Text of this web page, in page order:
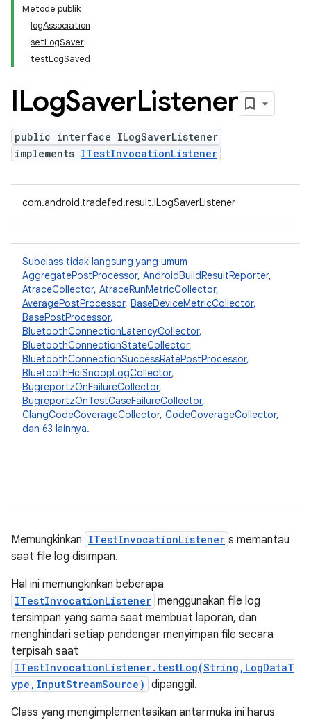
Metode publik
logAssociation
setLogSaver
testLogSaved
ILogSaverListener
public interface ILogSaverListener
implements ITestInvocationListener
com.android.tradefed.result.ILogSaverListener
Subclass tidak langsung yang umum
AggregatePostProcessor, AndroidBuildResultReporter,
AtraceCollector, AtraceRunMetricCollector,
AveragePostProcessor, BaseDeviceMetricCollector,
BasePostProcessor,
BluetoothConnectionLatencyCollector,
BluetoothConnectionStateCollector,
BluetoothConnectionSuccessRatePostProcessor,
BluetoothHciSnoopLogCollector,
BugreportzOnFailureCollector,
BugreportzOnTestCaseFailureCollector,
ClangCodeCoverageCollector, CodeCoverageCollector,
dan 63 lainnya.
Memungkinkan ITestInvocationListener s memantau
saat file log disimpan.
Hal ini memungkinkan beberapa
ITestInvocationListener menggunakan file log
tersimpan yang sama saat membuat laporan, dan
menghindari setiap pendengar menyimpan file secara
terpisah saat
ITestInvocationListener.testLog(String,LogDataT
ype,InputStreamSource) dipanggil.
Class yang mengimplementasikan antarmuka ini harus